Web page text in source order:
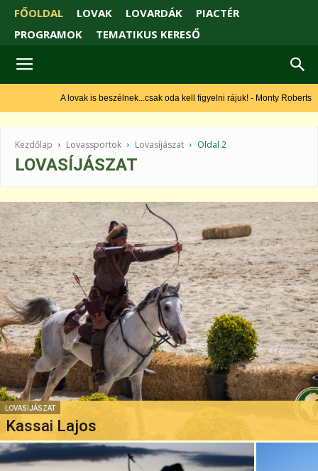
FŐOLDAL LOVAK LOVARDÁK
PIACTÉR
PROGRAMOK
TEMATIKUS KERESŐ
A lovak is beszélnek...csak oda kell figyelni rájuk! - Monty Roberts
Kezdőlap Lovassportok Lovasíjászat Oldal 2
LOVASÍJÁSZAT
LOVASÍJÁSZAT
Kassai Lajos